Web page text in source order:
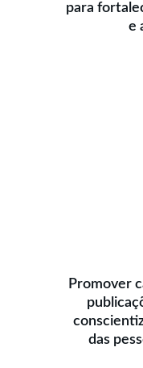
para
e
Promover
das